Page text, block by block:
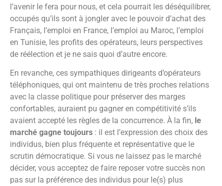
l’avenir le fera pour nous, et cela pourrait les déséquilibrer,
occupés qu’ils sont à jongler avec le pouvoir d’achat des
Français, l’emploi en France, l’emploi au Maroc, l’emploi
en Tunisie, les profits des opérateurs, leurs perspectives
de réélection et je ne sais quoi d’autre encore.
En revanche, ces sympathiques dirigeants d’opérateurs
téléphoniques, qui ont maintenu de très proches relations
avec la classe politique pour préserver des marges
confortables, auraient pu gagner en compétitivité s’ils
avaient accepté les règles de la concurrence. À la fin, le
marché gagne toujours : il est l’expression des choix des
individus, bien plus fréquente et représentative que le
scrutin démocratique. Si vous ne laissez pas le marché
décider, vous acceptez de faire reposer votre succès non
pas sur la préférence des individus pour le(s) plus